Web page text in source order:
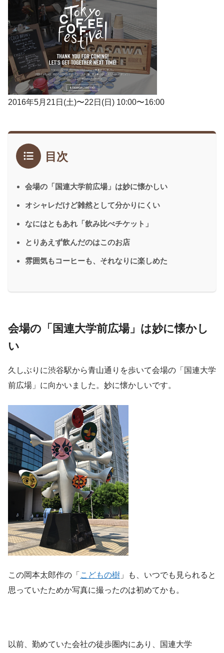
2016年5月21日(土)〜22日(日) 10:00〜16:00
目次
会場の「国連大学前広場」は妙に懐かしい
オシャレだけど雑然として分かりにくい
なにはともあれ「飲み比べチケット」
とりあえず飲んだのはこのお店
雰囲気もコーヒーも、それなりに楽しめた
会場の「国連大学前広場」は妙に懐かし
い
久しぶりに渋谷駅から青山通りを歩いて会場の「国連大学
前広場」に向かいました。妙に懐かしいです。
この岡本太郎作の「 こどもの樹 」も、いつでも見られると
思っていたためか写真に撮ったのは初めてかも。
以前、勤めていた会社の徒歩圏内にあり、国連大学